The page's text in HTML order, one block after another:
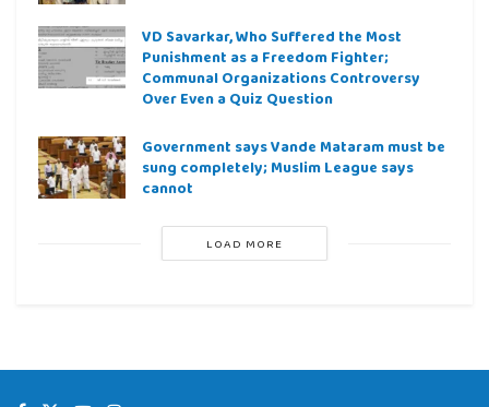
VD Savarkar, Who Suffered the Most
Punishment as a Freedom Fighter;
Communal Organizations Controversy
Over Even a Quiz Question
Government says Vande Mataram must be
sung completely; Muslim League says
cannot
LOAD MORE